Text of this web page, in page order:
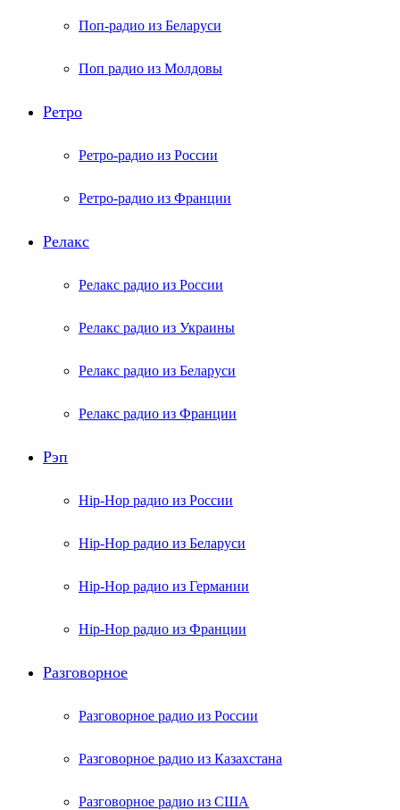
Поп-радио из Беларуси
Поп радио из Молдовы
Ретро
Ретро-радио из России
Ретро-радио из Франции
Релакс
Релакс радио из России
Релакс радио из Украины
Релакс радио из Беларуси
Релакс радио из Франции
Рэп
Hip-Hop радио из России
Hip-Hop радио из Беларуси
Hip-Hop радио из Германии
Hip-Hop радио из Франции
Разговорное
Разговорное радио из России
Разговорное радио из Казахстана
Разговорное радио из США